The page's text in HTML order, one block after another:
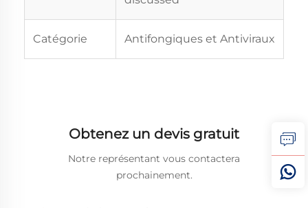
Catégorie Antifongiques et Antiviraux
Obtenez un devis gratuit
Notre représentant vous contactera
prochainement.